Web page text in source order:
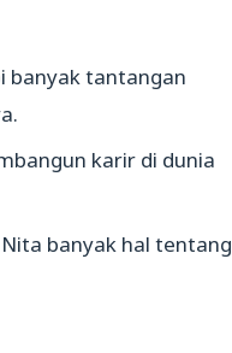
banyak tantangan
karir di dunia
banyak hal tentang